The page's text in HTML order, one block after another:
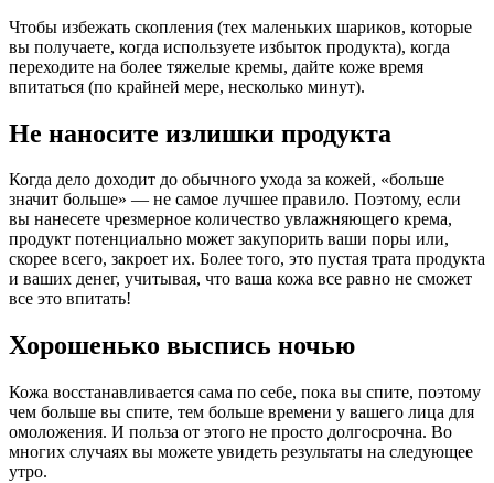
Чтобы избежать скопления (тех маленьких шариков, которые
вы получаете, когда используете избыток продукта), когда
переходите на более тяжелые кремы, дайте коже время
впитаться (по крайней мере, несколько минут).
Не наносите излишки продукта
Когда дело доходит до обычного ухода за кожей, «больше
значит больше» — не самое лучшее правило. Поэтому, если
вы нанесете чрезмерное количество увлажняющего крема,
продукт потенциально может закупорить ваши поры или,
скорее всего, закроет их. Более того, это пустая трата продукта
и ваших денег, учитывая, что ваша кожа все равно не сможет
все это впитать!
Хорошенько выспись ночью
Кожа восстанавливается сама по себе, пока вы спите, поэтому
чем больше вы спите, тем больше времени у вашего лица для
омоложения. И польза от этого не просто долгосрочна. Во
многих случаях вы можете увидеть результаты на следующее
утро.